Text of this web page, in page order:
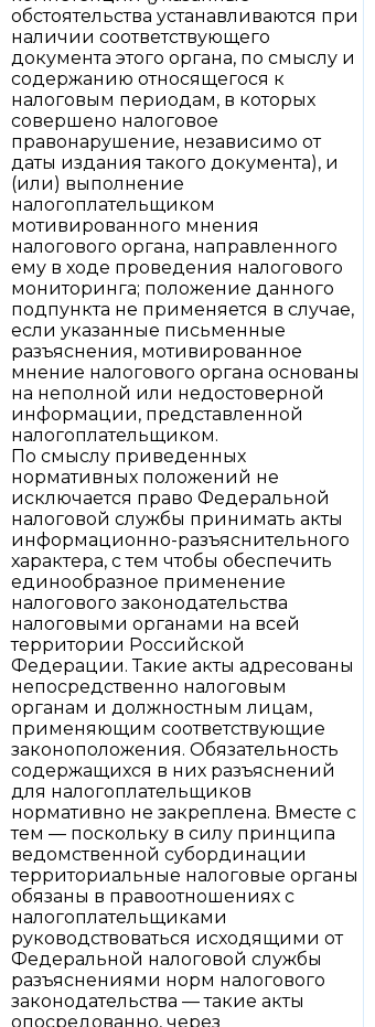
обстоятельства устанавливаются при
наличии соответствующего
документа этого органа, по смыслу и
содержанию относящегося к
налоговым периодам, в которых
совершено налоговое
правонарушение, независимо от
даты издания такого документа), и
(или) выполнение
налогоплательщиком
мотивированного мнения
налогового органа, направленного
ему в ходе проведения налогового
мониторинга; положение данного
подпункта не применяется в случае,
если указанные письменные
разъяснения, мотивированное
мнение налогового органа основаны
на неполной или недостоверной
информации, представленной
налогоплательщиком.
По смыслу приведенных
нормативных положений не
исключается право Федеральной
налоговой службы принимать акты
информационно-разъяснительного
характера, с тем чтобы обеспечить
единообразное применение
налогового законодательства
налоговыми органами на всей
территории Российской
Федерации. Такие акты адресованы
непосредственно налоговым
органам и должностным лицам,
применяющим соответствующие
законоположения. Обязательность
содержащихся в них разъяснений
для налогоплательщиков
нормативно не закреплена. Вместе с
тем — поскольку в силу принципа
ведомственной субординации
территориальные налоговые органы
обязаны в правоотношениях с
налогоплательщиками
руководствоваться исходящими от
Федеральной налоговой службы
разъяснениями норм налогового
законодательства — такие акты
опосредованно, через